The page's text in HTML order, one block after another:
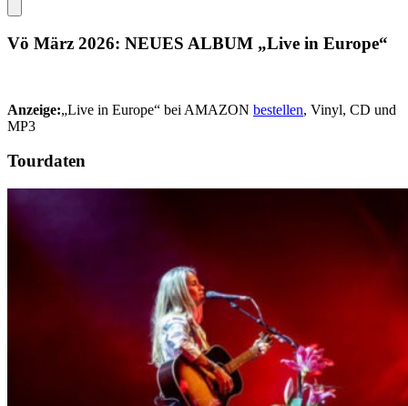
Vö März 2026: NEUES ALBUM „Live in Europe“
Anzeige:„Live in Europe“ bei AMAZON bestellen, Vinyl, CD und
MP3
Tourdaten